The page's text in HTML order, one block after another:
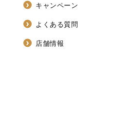
キャンペーン
よくある質問
店舗情報